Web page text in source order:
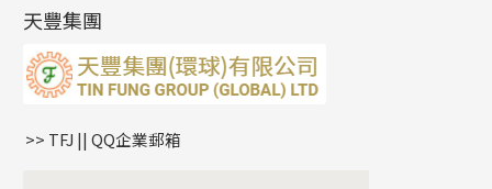
雙十字鏈系列
水波鏈系列
蛇骨鏈系列
鏈尾系列
嘴唇鏈系列
耳環扣系列
耳綫/耳鈎系列
耳環爪頭
耳環
字母吊墜
相盒吊墜
項鏈吊墜
生肖吊墜
星座吊墜
天豐集團
>> TFJ || QQ企業郵箱